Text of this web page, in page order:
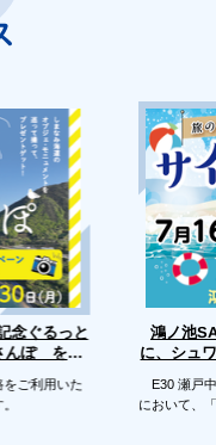
念ぐるっと
んぽ を開
ご利用いた
。
鴻ノ池
に、シュ
E30 瀬戸中
において、